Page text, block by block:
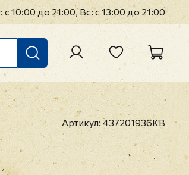
10:00 до 21:00, Вс: с 13:00 до 21:00
Артикул: 437201936KB